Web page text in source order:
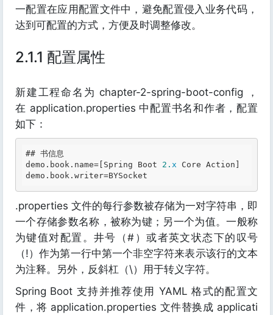
一配置在应用配置文件中，避免配置侵入业务代码，
达到可配置的方式，方便及时调整修改。
2.1.1 配置属性
新建工程命名为 chapter-2-spring-boot-config ，
在 application.properties 中配置书名和作者，配置
如下：
## 书信息
demo .book .name=[Spring Boot 2. x Core Action]
demo .book .writer
.properties 文件的每行参数被存储为一对字符串，即
一个存储参数名称，被称为键；另一个为值。一般称
为键值对配置。井号（#）或者英文状态下的叹号
（!）作为第一行中第一个非空字符来表示该行的文本
为注释。另外，反斜杠（\）用于转义字符。
Spring Boot 支持并推荐使用 YAML 格式的配置文
件，将 application.properties 文件替换成 applicati